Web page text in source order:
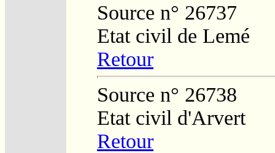
Source n° 26737
Etat civil de Lemé
Retour
Source n° 26738
Etat civil d'Arvert
Retour